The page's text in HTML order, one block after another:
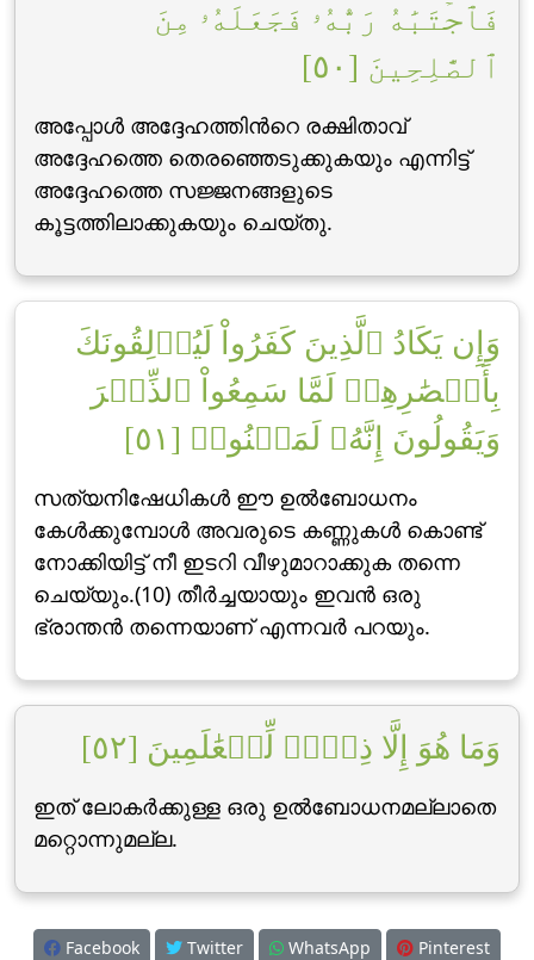
فَٱجۡتَبَٰهُ رَبُّهُۥ فَجَعَلَهُۥ مِنَ
ٱلصَّٰلِحِينَ [٥٠]
അപ്പോള്‍ അദ്ദേഹത്തിന്‍റെ രക്ഷിതാവ്
അദ്ദേഹത്തെ തെരഞ്ഞെടുക്കുകയും എന്നിട്ട്
അദ്ദേഹത്തെ സജ്ജനങ്ങളുടെ
കൂട്ടത്തിലാക്കുകയും ചെയ്തു.
وَإِن يَكَادُ ٱلَّذِينَ كَفَرُواْ لَيُزۡلِقُونَكَ
بِأَبۡصَٰرِهِمۡ لَمَّا سَمِعُواْ ٱلذِّكۡرَ
وَيَقُولُونَ إِنَّهُۥ لَمَجۡنُونٞ [٥١]
സത്യനിഷേധികള്‍ ഈ ഉല്‍ബോധനം
കേള്‍ക്കുമ്പോള്‍ അവരുടെ കണ്ണുകള്‍ കൊണ്ട്
നോക്കിയിട്ട് നീ ഇടറി വീഴുമാറാക്കുക തന്നെ
ചെയ്യും.(10) തീര്‍ച്ചയായും ഇവന്‍ ഒരു
ഭ്രാന്തന്‍ തന്നെയാണ് എന്നവര്‍ പറയും.
وَمَا هُوَ إِلَّا ذِكۡرٞ لِّلۡعَٰلَمِينَ [٥٢]
ഇത് ലോകര്‍ക്കുള്ള ഒരു ഉല്‍ബോധനമല്ലാതെ
മറ്റൊന്നുമല്ല.
Facebook Twitter WhatsApp Pinterest